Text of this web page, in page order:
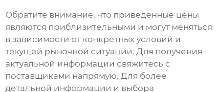
Обратите внимание, что приведенные цены
являются приблизительными и могут меняться
в зависимости от конкретных условий и
текущей рыночной ситуации. Для получения
актуальной информации свяжитесь с
поставщиками напрямую. Для более
детальной информации и выбора